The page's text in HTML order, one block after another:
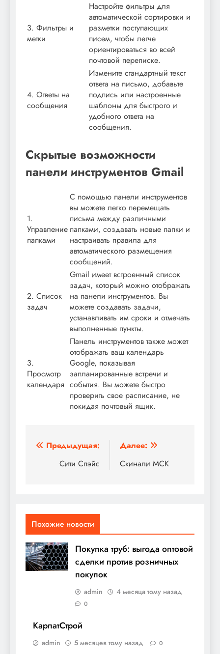
3. Фильтры и
метки
Настройте фильтры для
автоматической сортировки и
разметки поступающих
писем, чтобы легче
ориентироваться во всей
почтовой переписке.
4. Ответы на
сообщения
Измените стандартный текст
ответа на письмо, добавьте
подпись или настроенные
шаблоны для быстрого и
удобного ответа на
сообщения.
Скрытые возможности
панели инструментов Gmail
1.
Управление
папками
С помощью панели инструментов
вы можете легко перемещать
письма между различными
папками, создавать новые папки и
настраивать правила для
автоматического размещения
сообщений.
2. Список
задач
Gmail имеет встроенный список
задач, который можно отображать
на панели инструментов. Вы
можете создавать задачи,
устанавливать им сроки и отмечать
выполненные пункты.
3.
Просмотр
календаря
Панель инструментов также может
отображать ваш календарь
Google, показывая
запланированные встречи и
события. Вы можете быстро
проверить свое расписание, не
покидая почтовый ящик.
Навигация
Предыдущая:
Сити Спэйс
Далее:
Скинали МСК
Похожие новости
Покупка труб: выгода оптовой
сделки против розничных
покупок
admin 4 месяца тому назад
0
КарпатСтрой
admin 5 месяцев тому назад 0